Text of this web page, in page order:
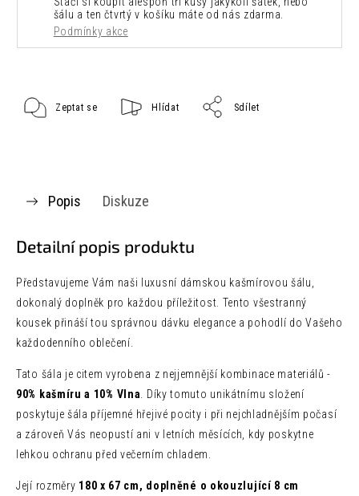
šálu a ten čtvrtý v košíku máte od nás zdarma.
Podmínky akce
Zeptat se Hlídat Sdílet
Popis Diskuze
Detailní popis produktu
Představujeme Vám naši luxusní dámskou kašmírovou šálu,
dokonalý doplněk pro každou příležitost. Tento všestranný
kousek přináší tou správnou dávku elegance a pohodlí do Vašeho
každodenního oblečení.
Tato šála je citem vyrobena z nejjemnější kombinace materiálů -
90% kašmíru a 10% Vlna . Díky tomuto unikátnímu složení
poskytuje šála příjemné hřejivé pocity i při nejchladnějším počasí
a zároveň Vás neopustí ani v letních měsících, kdy poskytne
lehkou ochranu před večerním chladem.
Její rozměry 180 x 67 cm, doplněné o okouzlující 8 cm